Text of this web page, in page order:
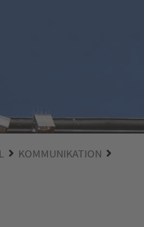
KOMMUNIKATION